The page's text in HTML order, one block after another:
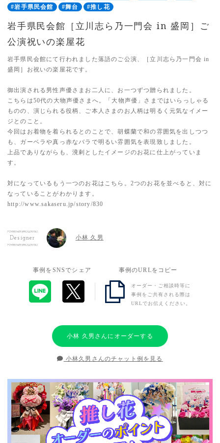
#岩手県民会館
#舞台 #推し花
岩手県民会館［立川志ら乃一門会 in 盛岡］ご
公演祝いの楽屋花
岩手県民会館にて行われました落語のご公演、［立川志ら乃一門会 in
盛岡］お祝いの楽屋花です。
御出演される男性声優さまお二人に、お一つずつ贈られました。
こちらは50代の大物声優さまへ。「大物声優」さまではいらっしゃる
ものの、演じられる役柄、ご本人さまのお人柄は明るく元気なイメー
ジとのこと。
今回はお着物を着られるとのことで、胡蝶蘭で和の雰囲気を出しつつ
も、ガーベラや真っ赤なバラで明るい雰囲気を表現致しました。
上品でありながらも、溌剌としたイメージのお花に仕上がっていま
す。
対になっているもう一つのお花はこちら。2つのお花を並べると、対に
なっていることがわかります。
http://www.sakaseru.jp/story/830
Designer 小林 久男
事例をSNSでシェア 事例のURLをコピー
オーダー・ご相談時等に
事例をご共有される際は
URLでお伝えください。
小林 久男さんにオーダーする
小林久男さんのチャット例を見る